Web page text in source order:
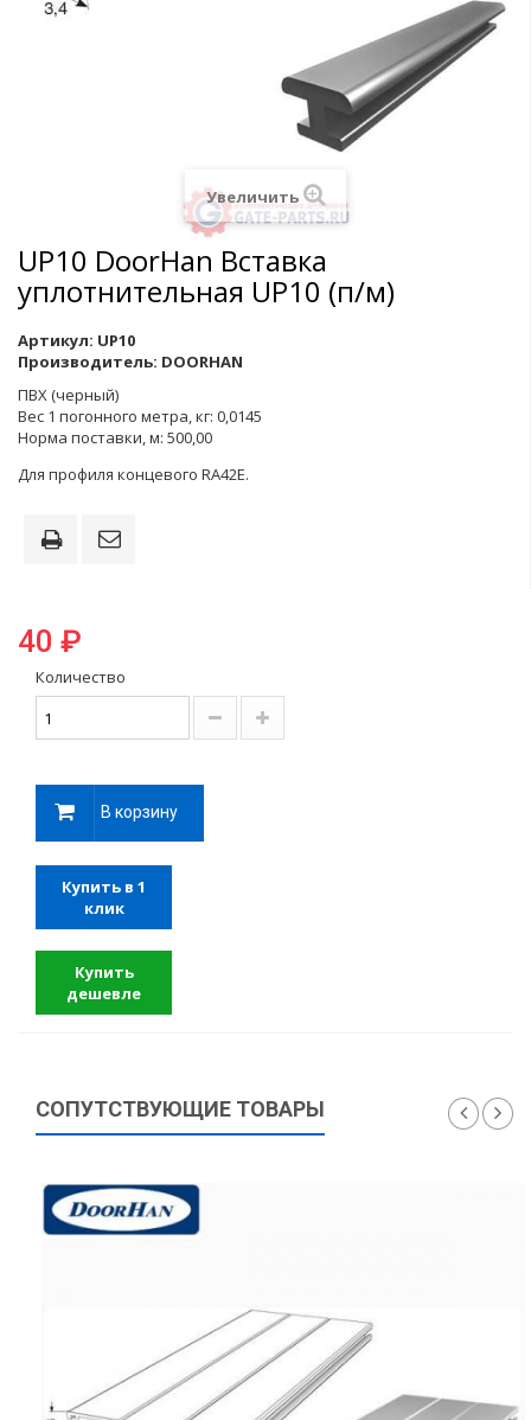
Увеличить
UP10 DoorHan Вставка
уплотнительная UP10 (п/м)
Артикул: UP10
Производитель: DOORHAN
ПВХ (черный)
Вес 1 погонного метра, кг: 0,0145
Норма поставки, м: 500,00
Для профиля концевого RA42E.
40 ₽
Количество
В корзину
Купить в 1
клик
Купить
дешевле
СОПУТСТВУЮЩИЕ ТОВАРЫ